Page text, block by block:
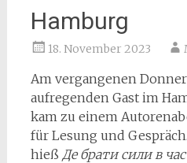
Hamburg
18. November 2023
Am vergangenen
aufregenden Gast im
kam zu einem
für Lesung und
hieß Де брати сили в